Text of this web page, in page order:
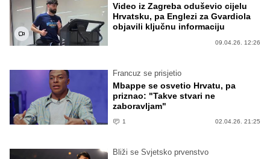
Video iz Zagreba oduševio cijelu
Hrvatsku, pa Englezi za Gvardiola
objavili ključnu informaciju
09.04.26. 12:26
Francuz se prisjetio
Mbappe se osvetio Hrvatu, pa
priznao: "Takve stvari ne
zaboravljam"
1 02.04.26. 21:25
Bliži se Svjetsko prvenstvo